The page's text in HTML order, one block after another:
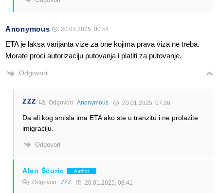
Anonymous 20.01.2025. 00:54
ETA je laksa varijanta vize za one kojima prava viza ne treba.
Morate proci autorizaciju putovanja i platiti za putovanje.
Odgovori
ZZZ OdgovoriAnonymous 20.01.2025. 07:26
Da ali kog smisla ima ETA ako ste u tranzitu i ne prolazite
imigraciju.
Odgovori
Alen Šćuric Author
Odgovori ZZZ 20.01.2025. 08:41